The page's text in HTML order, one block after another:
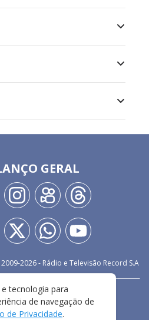
GERAL
2026- Rádio e Televisão Record S.A
PRIVACIDADE
DE USO
tecnologia para
de navegação de
de Privacidade.